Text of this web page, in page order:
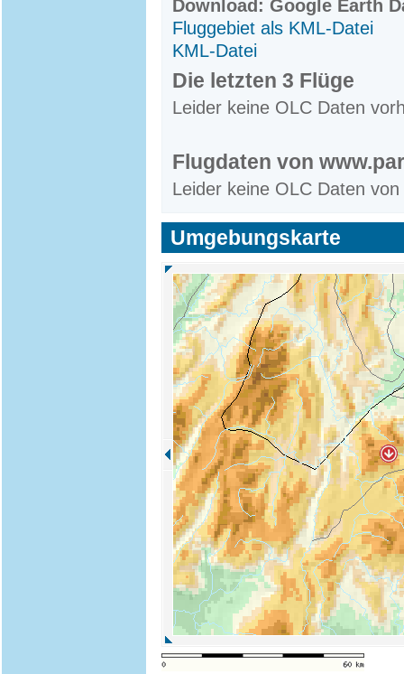
Download: Google Earth
Fluggebiet als KML-Datei
KML-Datei
Die letzten 3 Flüge
Leider keine OLC Daten
Flugdaten von
Leider keine OLC Daten
Umgebungskarte